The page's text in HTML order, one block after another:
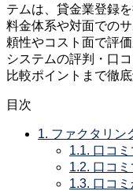
テムは、貸金業登録
料金体系や対面での
頼性やコスト面で評
システムの評判・口
比較ポイントまで徹底
目次
1. ファクタリン
1.1. 口コ
1.2. 口コ
1.3. 口コ